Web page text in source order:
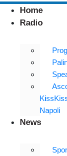
Home
Radio
Napoli
News